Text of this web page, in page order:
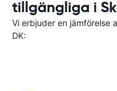
tillgängliga i
Vi erbjuder en jämförelse
DK: